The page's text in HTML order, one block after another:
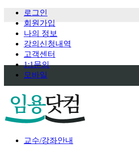
로그인
회원가입
나의 정보
강의신청내역
고객센터
1:1문의
모바일
교수/강좌안내